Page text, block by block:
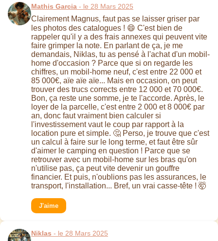
Mathis Garcia - le 28 Mars 2025
Clairement Magnus, faut pas se laisser griser par
les photos des catalogues ! 😄 C'est bien de
rappeler qu'il y a des frais annexes qui peuvent vite
faire grimper la note. En parlant de ça, je me
demandais, Niklas, tu as pensé à l'achat d'un mobil-
home d'occasion ? Parce que si on regarde les
chiffres, un mobil-home neuf, c'est entre 22 000 et
85 000€, aïe aïe aïe... Mais en occasion, on peut
trouver des trucs corrects entre 12 000 et 70 000€.
Bon, ça reste une somme, je te l'accorde. Après, le
loyer de la parcelle, c'est entre 2 000 et 8 000€ par
an, donc faut vraiment bien calculer si
l'investissement vaut le coup par rapport à la
location pure et simple. 🤔 Perso, je trouve que c'est
un calcul à faire sur le long terme, et faut être sûr
d'aimer le camping en question ! Parce que se
retrouver avec un mobil-home sur les bras qu'on
n'utilise pas, ça peut vite devenir un gouffre
financier. Et puis, n'oublions pas les assurances, le
transport, l'installation... Bref, un vrai casse-tête ! 🤯
J'aime
Niklas - le 28 Mars 2025